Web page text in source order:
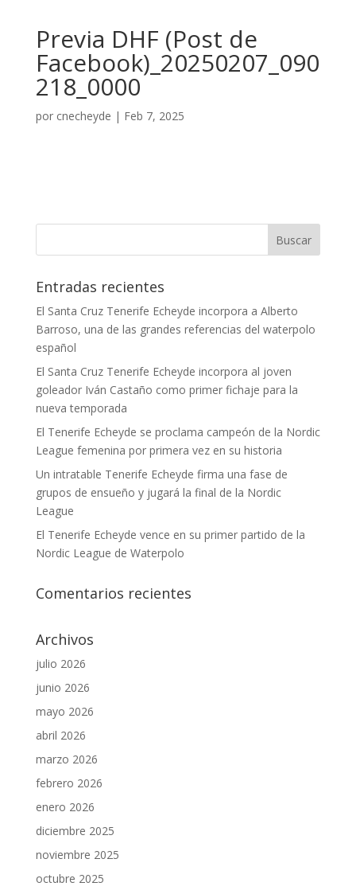
Previa DHF (Post de
Facebook)_20250207_090
218_0000
por cnecheyde | Feb 7, 2025
Entradas recientes
El Santa Cruz Tenerife Echeyde incorpora a Alberto
Barroso, una de las grandes referencias del waterpolo
español
El Santa Cruz Tenerife Echeyde incorpora al joven
goleador Iván Castaño como primer fichaje para la
nueva temporada
El Tenerife Echeyde se proclama campeón de la Nordic
League femenina por primera vez en su historia
Un intratable Tenerife Echeyde firma una fase de
grupos de ensueño y jugará la final de la Nordic
League
El Tenerife Echeyde vence en su primer partido de la
Nordic League de Waterpolo
Comentarios recientes
Archivos
julio 2026
junio 2026
mayo 2026
abril 2026
marzo 2026
febrero 2026
enero 2026
diciembre 2025
noviembre 2025
octubre 2025